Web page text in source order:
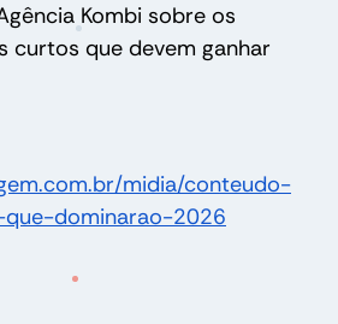
Kombi sobre os
curtos que devem ganhar
midia/conteudo-
dominarao-2026